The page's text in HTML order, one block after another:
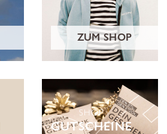
ZUM SHOP
SHOP
GUTSCHEINE